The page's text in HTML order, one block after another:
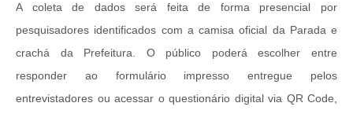
A coleta de dados será feita de forma presencial por
pesquisadores identificados com a camisa oficial da Parada e
crachá da Prefeitura. O público poderá escolher entre
responder ao formulário impresso entregue pelos
entrevistadores ou acessar o questionário digital via QR Code,